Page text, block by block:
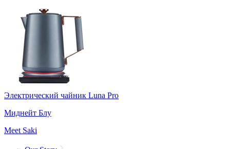
Электрический чайник Luna Pro
Миднейт Блу
Meet Saki